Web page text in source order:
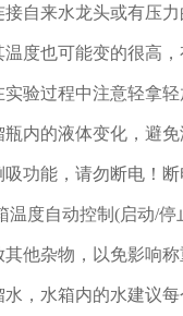
自来水龙头或有压
度也可能变的很高
验过程中注意轻拿
内的液体变化，避
功能，请勿断电！
温度自动控制(启动/
他杂物，以免影响
，水箱内的水建议